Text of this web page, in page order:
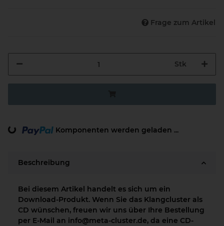
Frage zum Artikel
Stk
Loading... Komponenten werden geladen ...
Beschreibung
Bei diesem Artikel handelt es sich um ein
Download-Produkt. Wenn Sie das Klangcluster als
CD wünschen, freuen wir uns über Ihre Bestellung
per E-Mail an info@meta-cluster.de, da eine CD-